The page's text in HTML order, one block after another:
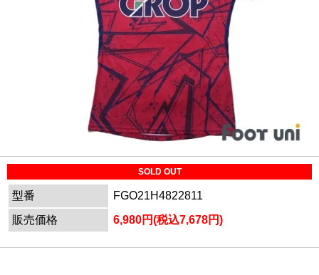
SOLD OUT
型番
FGO21H4822811
販売価格
6,980円(税込7,678円)